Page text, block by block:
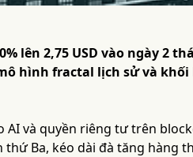
lên 2,75 USD vào ngày 2
hình fractal lịch sử và
và quyền riêng tư trên
Ba, kéo dài đà tăng hàng